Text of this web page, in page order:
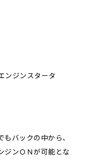
ンジンスタータ
バックの中から、
ジンＯＮが可能とな